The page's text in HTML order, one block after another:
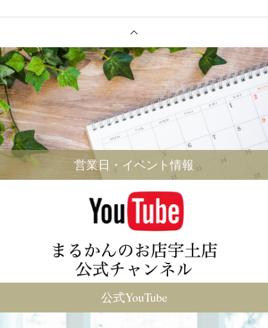
営業日・イベント情報
公式YouTube